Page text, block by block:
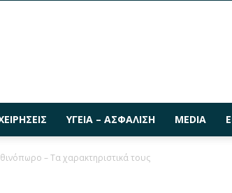
ΥΓΕΊΑ – ΑΣΦΆΛΙΣΗ MEDIA
– Τα χαρακτηριστικά τους